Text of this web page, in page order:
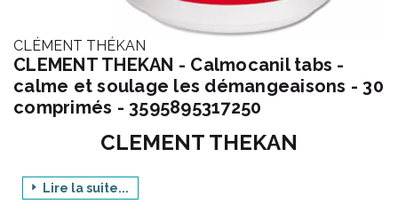
CLÉMENT THÉKAN
CLEMENT THEKAN - Calmocanil tabs -
calme et soulage les démangeaisons - 30
comprimés - 3595895317250
CLEMENT THEKAN
Lire la suite...